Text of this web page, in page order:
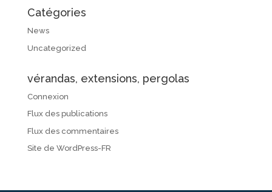
Catégories
News
Uncategorized
vérandas, extensions, pergolas
Connexion
Flux des publications
Flux des commentaires
Site de WordPress-FR